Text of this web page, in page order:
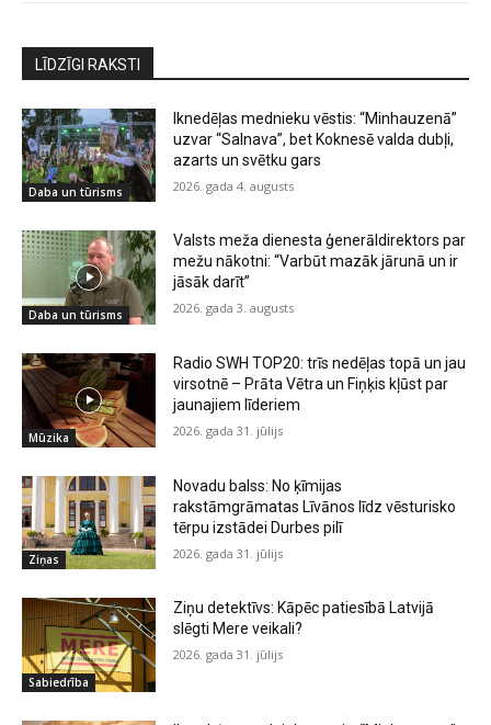
LĪDZĪGI RAKSTI
Daba un tūrisms
Iknedēļas mednieku vēstis: “Minhauzenā”
uzvar “Salnava”, bet Koknesē valda dubļi,
azarts un svētku gars
2026. gada 4. augusts
Daba un tūrisms
Valsts meža dienesta ģenerāldirektors par
mežu nākotni: “Varbūt mazāk jārunā un ir
jāsāk darīt”
2026. gada 3. augusts
Mūzika
Radio SWH TOP20: trīs nedēļas topā un jau
virsotnē – Prāta Vētra un Fiņķis kļūst par
jaunajiem līderiem
2026. gada 31. jūlijs
Ziņas
Novadu balss: No ķīmijas
rakstāmgrāmatas Līvānos līdz vēsturisko
tērpu izstādei Durbes pilī
2026. gada 31. jūlijs
Sabiedrība
Ziņu detektīvs: Kāpēc patiesībā Latvijā
slēgti Mere veikali?
2026. gada 31. jūlijs